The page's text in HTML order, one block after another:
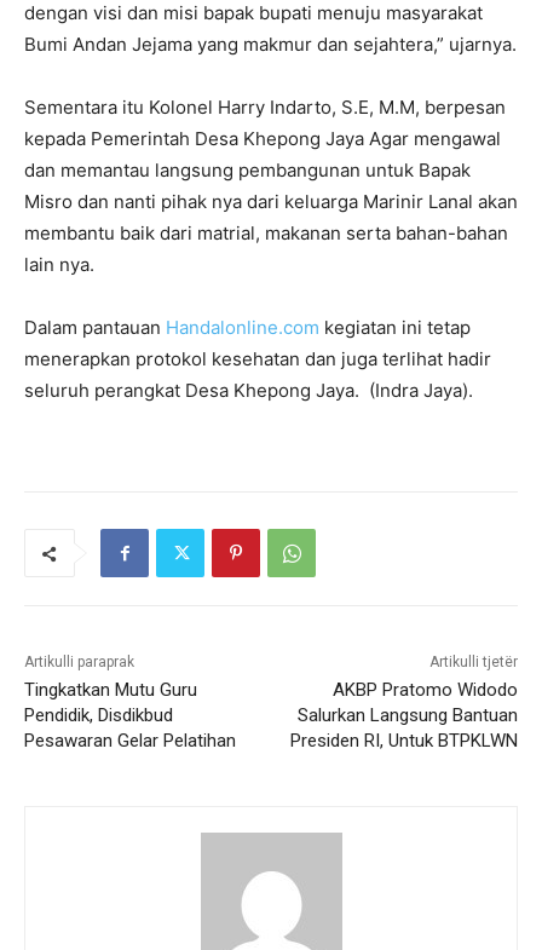
dengan visi dan misi bapak bupati menuju masyarakat
Bumi Andan Jejama yang makmur dan sejahtera,” ujarnya.
Sementara itu Kolonel Harry Indarto, S.E, M.M, berpesan
kepada Pemerintah Desa Khepong Jaya Agar mengawal
dan memantau langsung pembangunan untuk Bapak
Misro dan nanti pihak nya dari keluarga Marinir Lanal akan
membantu baik dari matrial, makanan serta bahan-bahan
lain nya.
Dalam pantauan Handalonline.com kegiatan ini tetap
menerapkan protokol kesehatan dan juga terlihat hadir
seluruh perangkat Desa Khepong Jaya. (Indra Jaya).
Artikulli paraprak
Tingkatkan Mutu Guru
Pendidik, Disdikbud
Pesawaran Gelar Pelatihan
Artikulli tjetër
AKBP Pratomo Widodo
Salurkan Langsung Bantuan
Presiden RI, Untuk BTPKLWN